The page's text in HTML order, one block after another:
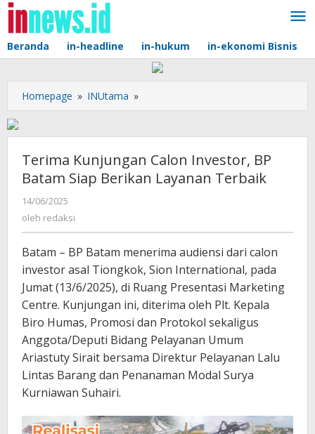
Lewati
konten
Beranda in-headline in-hukum in-ekonomi Bisnis
Homepage » INUtama »
Kunjungan
Investor,
BP
Batam
Siap
Terima Kunjungan Calon Investor, BP
Batam Siap Berikan Layanan Terbaik
14/06/2025
redaksi
oleh redaksi
Batam – BP Batam menerima audiensi dari calon
investor asal Tiongkok, Sion International, pada
Jumat (13/6/2025), di Ruang Presentasi Marketing
Centre. Kunjungan ini, diterima oleh Plt. Kepala
Biro Humas, Promosi dan Protokol sekaligus
Anggota/Deputi Bidang Pelayanan Umum
Ariastuty Sirait bersama Direktur Pelayanan Lalu
Lintas Barang dan Penanaman Modal Surya
Kurniawan Suhairi.